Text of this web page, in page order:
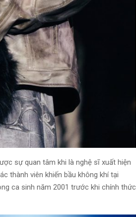
sự quan tâm khi là nghệ sĩ xuất hiện
thành viên khiến bầu không khí tại
ca sinh năm 2001 trước khi chính thức